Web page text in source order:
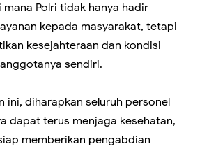
mana Polri tidak hanya hadir
kepada masyarakat, tetapi
kesejahteraan dan kondisi
sendiri.
ini, diharapkan seluruh personel
dapat terus menjaga kesehatan,
memberikan pengabdian